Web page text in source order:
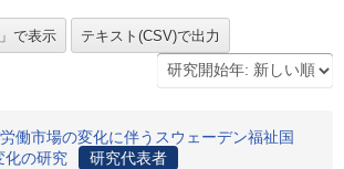
働市場の変化に伴うスウェーデン福祉国
化の研究
研究代表者